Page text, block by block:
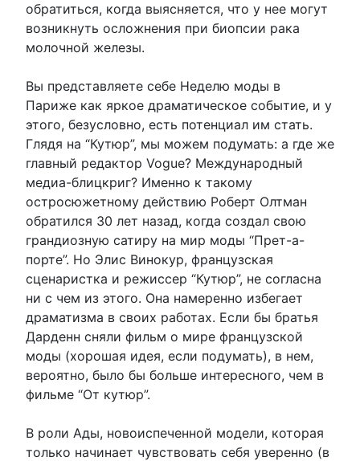
обратиться, когда выясняется, что у нее могут
возникнуть осложнения при биопсии рака
молочной железы.
Вы представляете себе Неделю моды в
Париже как яркое драматическое событие, и у
этого, безусловно, есть потенциал им стать.
Глядя на “Кутюр”, мы можем подумать: а где же
главный редактор Vogue? Международный
медиа-блицкриг? Именно к такому
остросюжетному действию Роберт Олтман
обратился 30 лет назад, когда создал свою
грандиозную сатиру на мир моды “Прет-а-
порте”. Но Элис Винокур, французская
сценаристка и режиссер “Кутюр”, не согласна
ни с чем из этого. Она намеренно избегает
драматизма в своих работах. Если бы братья
Дарденн сняли фильм о мире французской
моды (хорошая идея, если подумать), в нем,
вероятно, было бы больше интересного, чем в
фильме “От кутюр”.
В роли Ады, новоиспеченной модели, которая
только начинает чувствовать себя уверенно (в